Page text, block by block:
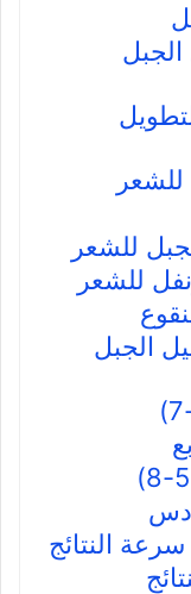
للشعر
للشعر
الجبل
النتائج